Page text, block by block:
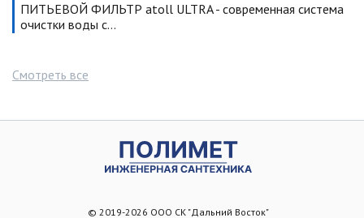
ПИТЬЕВОЙ ФИЛЬТР atoll ULTRA - современная система
очистки воды с…
Смотреть все
© 2019-2026 ООО СК "Дальний Восток"